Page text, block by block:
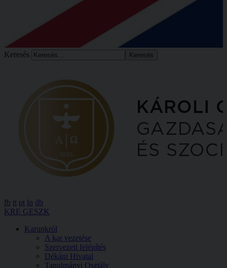
Keresés
fb tt pt ln db
KRE GESZK
Karunkról
A kar vezetése
Szervezeti felépítés
Dékáni Hivatal
Tanulmányi Osztály